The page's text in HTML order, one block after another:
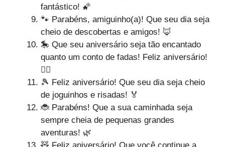
fantástico! 🌠
🐾 Parabéns, amiguinho(a)! Que seu dia seja
cheio de descobertas e amigos! 🦊
🎠 Que seu aniversário seja tão encantado
quanto um conto de fadas! Feliz aniversário!
🧚‍♀️
🎾 Feliz aniversário! Que seu dia seja cheio
de joguinhos e risadas! 🏅
🐞 Parabéns! Que a sua caminhada seja
sempre cheia de pequenas grandes
aventuras! 🌿